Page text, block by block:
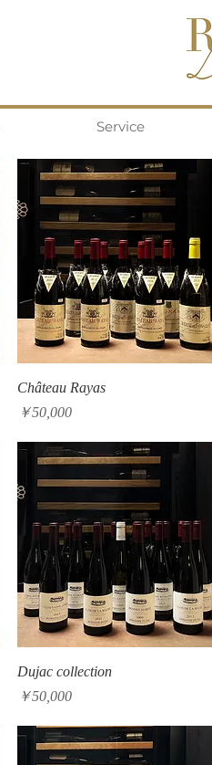
Service
クイックビュー
Château Rayas
価格
￥50,000
クイックビュー
Dujac collection
価格
￥50,000